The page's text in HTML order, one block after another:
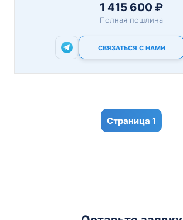
1 415 600 ₽
Полная пошлина
СВЯЗАТЬСЯ С НАМИ
1